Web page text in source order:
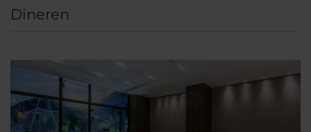
Dineren